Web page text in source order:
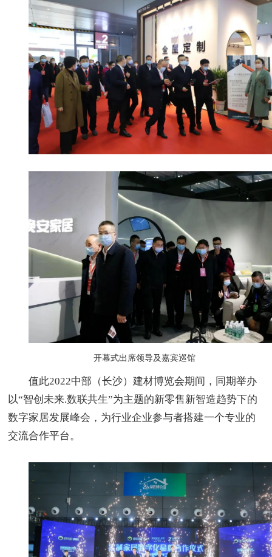
开幕式出席领导及嘉宾巡馆
值此2022中部（长沙）建材博览会期间，同期举办
以“智创未来.数联共生”为主题的新零售新智造趋势下的
数字家居发展峰会，为行业企业参与者搭建一个专业的
交流合作平台。